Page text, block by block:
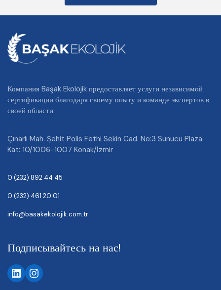
Компания Başak Ekolojik предоставляет услуги независимой
сертификации благодаря своему опыту и команде экспертов в
своей области.
Çınarlı Mah. Şehit Polis Fethi Sekin Cad. No:3 Sunucu Plaza.
Kat: 10/1006-1007 Konak/İzmir
0 (232) 892 44 45
0 (232) 461 20 01
info@basakekolojik.com.tr
Подписывайтесь на нас!